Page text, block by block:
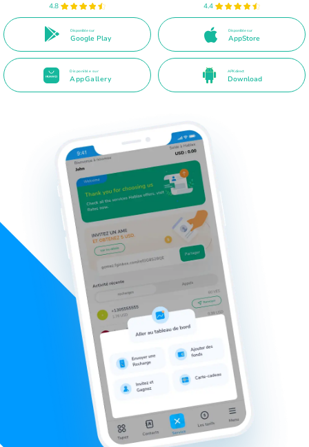
4.8
Disponible sur
Google Play
4.4
Disponible sur
AppStore
Disponible sur
AppGallery
APK direct
Download